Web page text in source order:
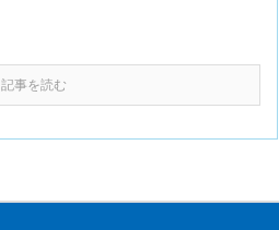
記事を読む